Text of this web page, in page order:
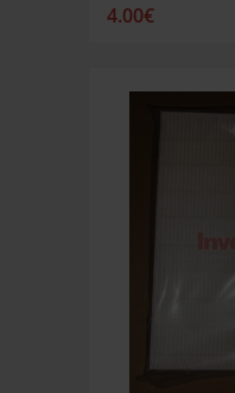
4.00€